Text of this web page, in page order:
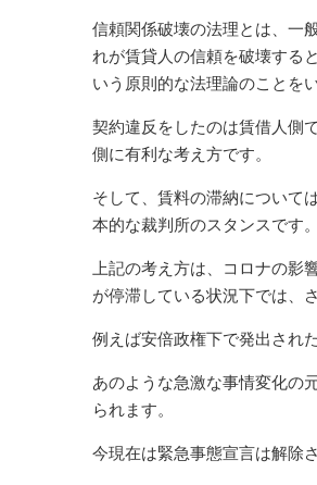
信頼関係破壊の法理とは、一
れが賃貸人の信頼を破壊する
いう原則的な法理論のことを
契約違反をしたのは賃借人側
側に有利な考え方です。
そして、賃料の滞納について
本的な裁判所のスタンスです。
上記の考え方は、コロナの
が停滞している状況下では、
例えば安倍政権下で発出され
あのような急激な事情変化の
られます。
今現在は緊急事態宣言は解除